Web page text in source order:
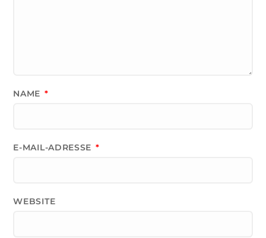
NAME *
E-MAIL-ADRESSE *
WEBSITE